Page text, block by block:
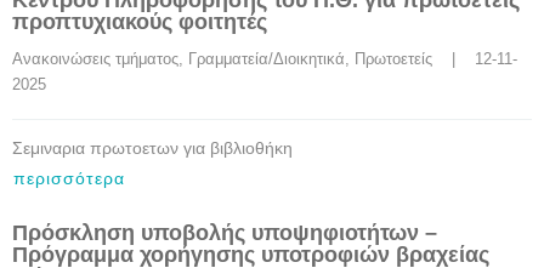
προπτυχιακούς φοιτητές
Ανακοινώσεις τμήματος, Γραμματεία/Διοικητικά, Πρωτοετείς
    |    12-11-
2025
Σεμιναρια πρωτοετων για βιβλιοθήκη
περισσότερα
Πρόσκληση υποβολής υποψηφιοτήτων –
Πρόγραμμα χορήγησης υποτροφιών βραχείας